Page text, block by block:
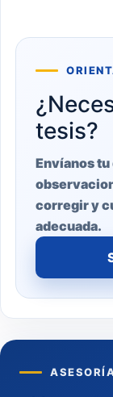
tesis?
Envíanos
corregir y
adecuada.